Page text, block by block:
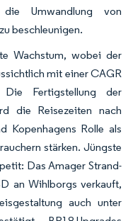
Umwandlung von
beschleunigen.
Wachstum, wobei der
mit einer CAGR
Fertigstellung der
die Reisezeiten nach
Kopenhagens Rolle als
stärken. Jüngste
Das Amager Strand-
an Wihlborgs verkauft,
auch unter